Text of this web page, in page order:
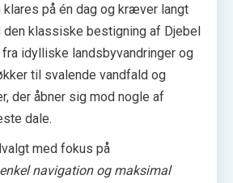
klares på én dag og kræver langt
den klassiske bestigning af Djebel
fra idylliske landsbyvandringer og
til svalende vandfald og
der åbner sig mod nogle af
dale.
med fokus på
navigation og maksimal